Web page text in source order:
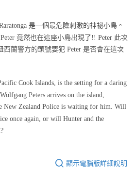
是一個最危險刺激的神祕小島。
竟然也在這座小島出現了!! Peter 此次
西蘭警方的頭號要犯 Peter 是否會在這次
Cook Islands, is the setting for a daring
Peters arrives on the island,
New Zealand Police is waiting for him. Will
once again, or will Hunter and the
顯示電腦版詳細說明